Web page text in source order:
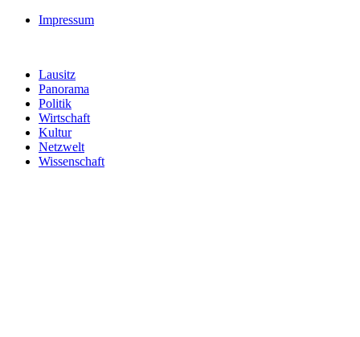
Impressum
Lausitz
Panorama
Politik
Wirtschaft
Kultur
Netzwelt
Wissenschaft